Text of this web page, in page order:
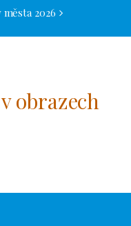
2026
obrazech